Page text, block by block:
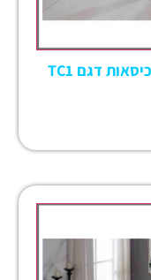
פינת אוכל נפתחת כולל שולחן ו-4 כיסאות דגם TC1